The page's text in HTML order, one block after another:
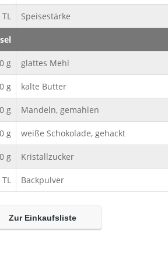
TL Speisestärke
g glattes Mehl
g kalte Butter
g Mandeln, gemahlen
g weiße Schokolade, gehackt
g Kristallzucker
TL Backpulver
Zur Einkaufsliste